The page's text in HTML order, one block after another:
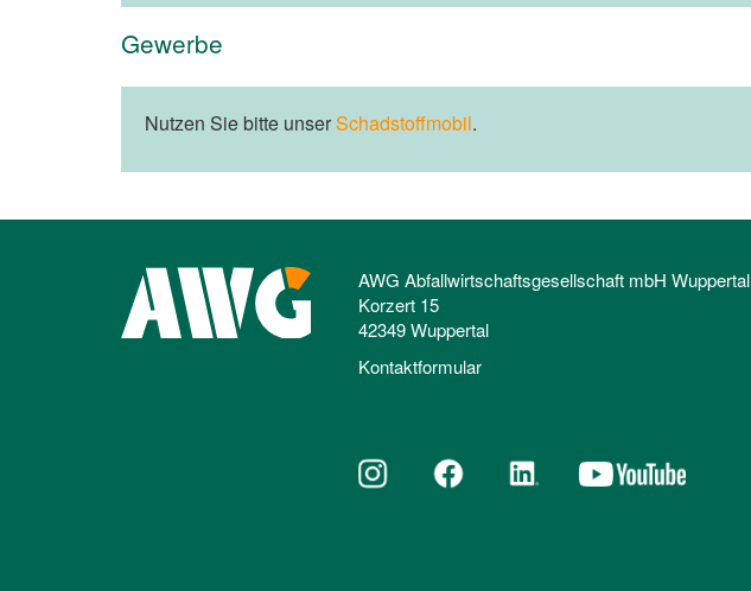
Gewerbe
Nutzen Sie bitte unserSchadstoffmobil.
AWG Abfallwirtschaftsgesellschaft mbH Wuppertal
Korzert 15
42349 Wuppertal
Kontaktformular